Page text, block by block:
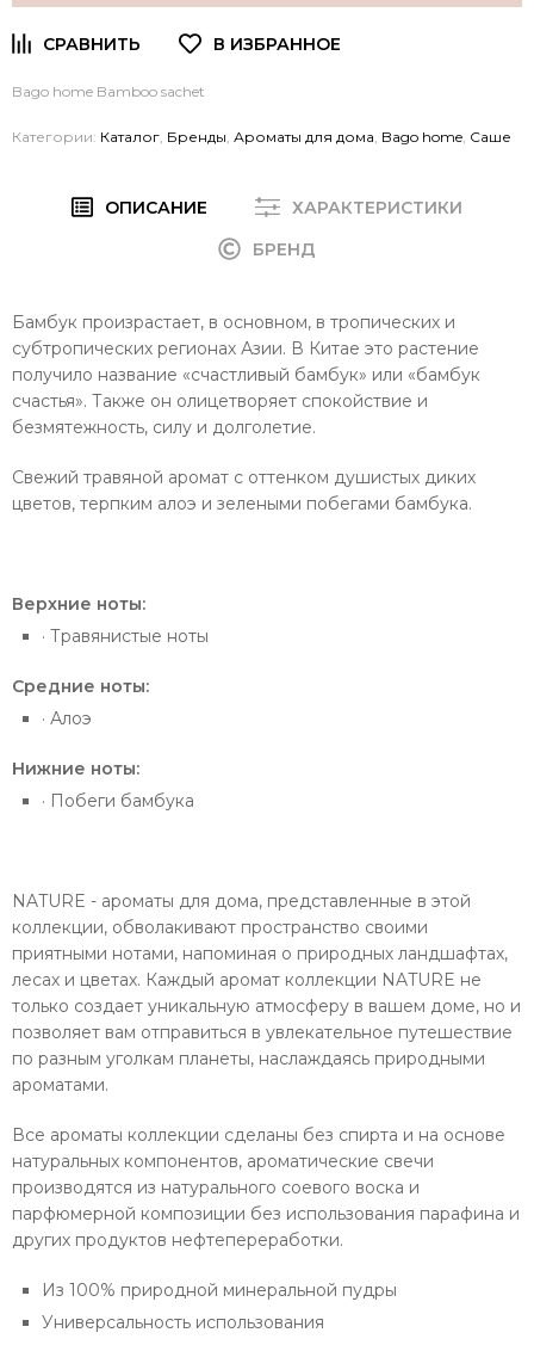
Bago home Bamboo sachet
Категории: Каталог Бренды Ароматы для дома Bago home Саше
ОПИСАНИЕ
ХАРАКТЕРИСТИКИ
БРЕНД
Бамбук произрастает, в основном, в тропических и
субтропических регионах Азии. В Китае это растение
получило название «счастливый бамбук» или «бамбук
счастья». Также он олицетворяет спокойствие и
безмятежность, силу и долголетие.
Свежий травяной аромат с оттенком душистых диких
цветов, терпким алоэ и зелеными побегами бамбука.
Верхние ноты:
· Травянистые ноты
Средние ноты:
· Алоэ
Нижние ноты:
· Побеги бамбука
NATURE - ароматы для дома, представленные в этой
коллекции, обволакивают пространство своими
приятными нотами, напоминая о природных ландшафтах,
лесах и цветах. Каждый аромат коллекции NATURE не
только создает уникальную атмосферу в вашем доме, но и
позволяет вам отправиться в увлекательное путешествие
по разным уголкам планеты, наслаждаясь природными
ароматами.
Все ароматы коллекции сделаны без спирта и на основе
натуральных компонентов, ароматические свечи
производятся из натурального соевого воска и
парфюмерной композиции без использования парафина и
других продуктов нефтепереработки.
Из 100% природной минеральной пудры
Универсальность использования